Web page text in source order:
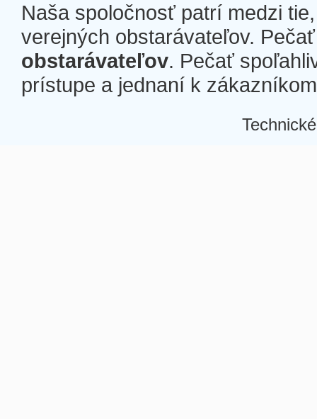
Naša spoločnosť patrí medzi
verejných obstarávateľov.
obstarávateľov. Pečať
prístupe a jednaní k